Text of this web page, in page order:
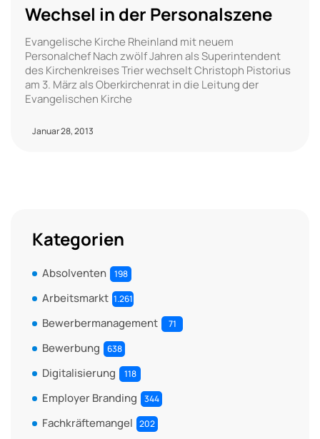
Wechsel in der Personalszene
Evangelische Kirche Rheinland mit neuem
Personalchef Nach zwölf Jahren als Superintendent
des Kirchenkreises Trier wechselt Christoph Pistorius
am 3. März als Oberkirchenrat in die Leitung der
Evangelischen Kirche
Januar 28, 2013
Kategorien
Absolventen 198
Arbeitsmarkt 1.261
Bewerbermanagement 71
Bewerbung 638
Digitalisierung 118
Employer Branding 344
Fachkräftemangel 202